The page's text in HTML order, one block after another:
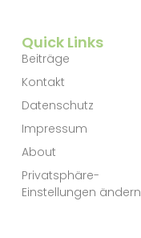
Quick Links
Beiträge
Kontakt
Datenschutz
Impressum
About
Privatsphäre-
Einstellungen ändern